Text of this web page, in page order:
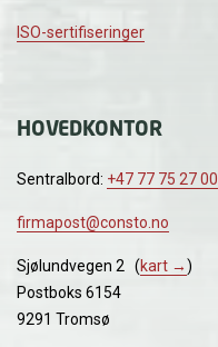
ISO-sertifiseringer
HOVEDKONTOR
Sentralbord: +47 77 75 27 00
firmapost@consto.no
Sjølundvegen 2 (kart →)
Postboks 6154
9291 Tromsø